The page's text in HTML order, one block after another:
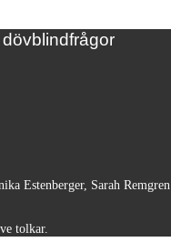
Estenberger, Sarah
tolkar.